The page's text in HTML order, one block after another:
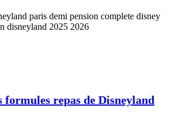
formules repas de Disneyland